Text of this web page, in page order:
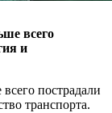
всего
и
пострадали
транспорта.